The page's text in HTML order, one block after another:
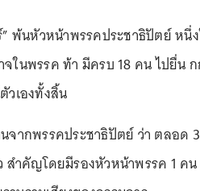
พ้นหัวหน้าพรรคประชาธิปัตย์ หนึ่
ในพรรค ท้า มีครบ 18 คน ไปยื่น
วเองทั้งสิ้น
จากพรรคประชาธิปัตย์ ว่า ตลอด
ำคัญโดยมีรองหัวหน้าพรรค 1 คน